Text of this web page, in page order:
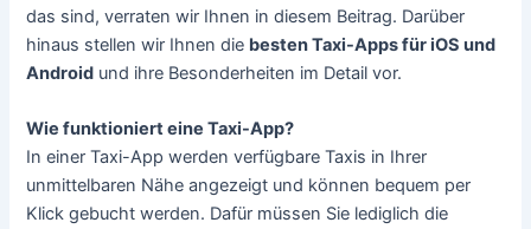
das sind, verraten wir Ihnen in diesem Beitrag. Darüber
hinaus stellen wir Ihnen die besten Taxi-Apps für iOS und
Android und ihre Besonderheiten im Detail vor.
Wie funktioniert eine Taxi-App?
In einer Taxi-App werden verfügbare Taxis in Ihrer
unmittelbaren Nähe angezeigt und können bequem per
Klick gebucht werden. Dafür müssen Sie lediglich die